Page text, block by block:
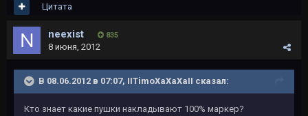
Цитата
neexist 835
8 июня, 2012
В 08.06.2012 в 07:07, IITimoXaXaXaII сказал:
Кто знает какие пушки накладывают 100% маркер?